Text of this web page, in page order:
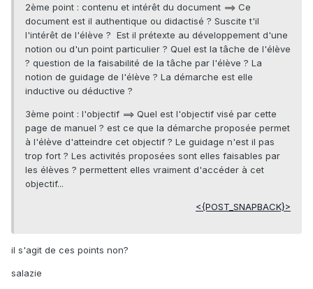
2ème point : contenu et intérêt du document ==> Ce
document est il authentique ou didactisé ? Suscite t'il
l'intérêt de l'élève ? Est il prétexte au développement d'une
notion ou d'un point particulier ? Quel est la tâche de l'élève
? question de la faisabilité de la tâche par l'élève ? La
notion de guidage de l'élève ? La démarche est elle
inductive ou déductive ?
3ème point : l'objectif ==> Quel est l'objectif visé par cette
page de manuel ? est ce que la démarche proposée permet
à l'élève d'atteindre cet objectif ? Le guidage n'est il pas
trop fort ? Les activités proposées sont elles faisables par
les élèves ? permettent elles vraiment d'accéder à cet
objectif...
<{POST_SNAPBACK}>
il s'agit de ces points non?
salazie